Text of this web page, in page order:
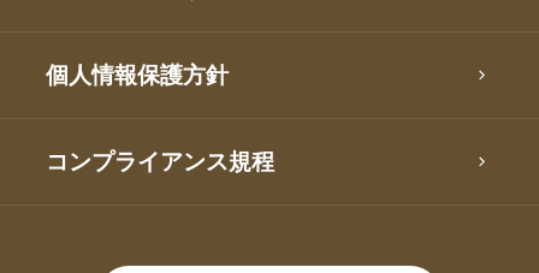
個人情報保護方針
コンプライアンス規程